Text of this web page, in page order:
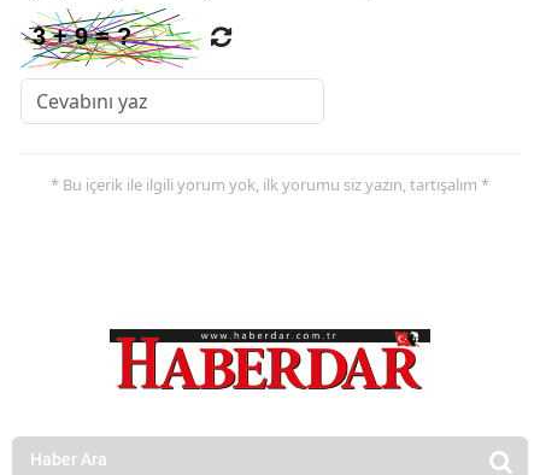
* Bu içerik ile ilgili yorum yok, ilk yorumu siz yazın, tartışalım *